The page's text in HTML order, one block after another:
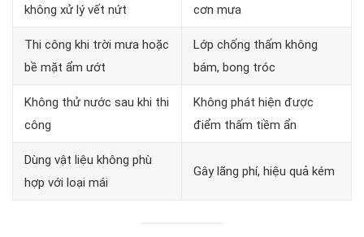
không xử lý vết nứt
cơn mưa
Thi công khi trời mưa hoặc
bề mặt ẩm ướt
Lớp chống thấm không
bám, bong tróc
Không thử nước sau khi thi
công
Không phát hiện được
điểm thấm tiềm ẩn
Dùng vật liệu không phù
hợp với loại mái
Gây lãng phí, hiệu quả kém